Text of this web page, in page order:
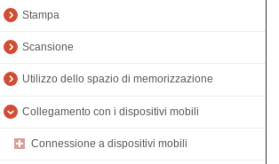
Stampa
Scansione
Utilizzo dello spazio di memorizzazione
Collegamento con i dispositivi mobili
Connessione a dispositivi mobili